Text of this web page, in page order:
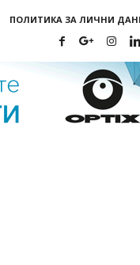
ПОЛИТИКА ЗА ЛИЧНИ